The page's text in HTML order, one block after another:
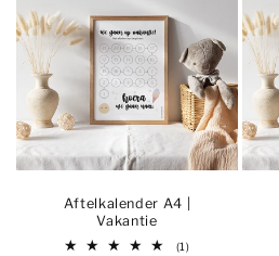
Aftelkalender A4 |
Vakantie
(1)1